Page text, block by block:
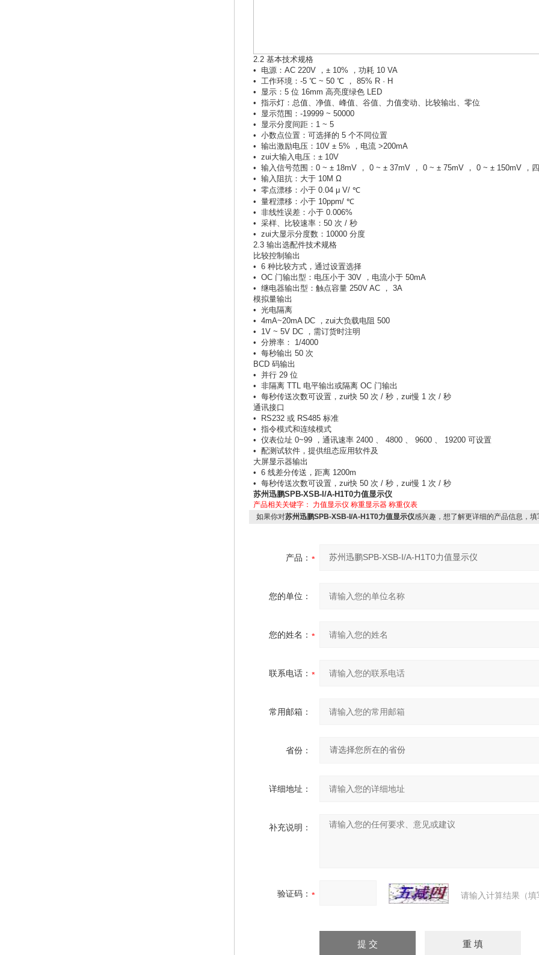
2.2 基本技术规格
• 电源：AC 220V ，± 10% ，功耗 10 VA
• 工作环境：-5 ℃ ~ 50 ℃ ， 85% R · H
• 显示：5 位 16mm 高亮度绿色 LED
• 指示灯：总值、净值、峰值、谷值、力值变动、比较输出、零位
• 显示范围：-19999 ~ 50000
• 显示分度间距：1 ~ 5
• 小数点位置：可选择的 5 个不同位置
• 输出激励电压：10V ± 5% ，电流 >200mA
• zui大输入电压：± 10V
• 输入信号范围：0 ~ ± 18mV ， 0 ~ ± 37mV ， 0 ~ ± 75mV ， 0 ~ ± 150mV ，
• 输入阻抗：大于 10M Ω
• 零点漂移：小于 0.04 μ V/ ℃
• 量程漂移：小于 10ppm/ ℃
• 非线性误差：小于 0.006%
• 采样、比较速率：50 次 / 秒
• zui大显示分度数：10000 分度
2.3 输出选配件技术规格
比较控制输出
• 6 种比较方式，通过设置选择
• OC 门输出型：电压小于 30V ，电流小于 50mA
• 继电器输出型：触点容量 250V AC ， 3A
模拟量输出
• 光电隔离
• 4mA~20mA DC ，zui大负载电阻 500
• 1V ~ 5V DC ，需订货时注明
• 分辨率： 1/4000
• 每秒输出 50 次
BCD 码输出
• 并行 29 位
• 非隔离 TTL 电平输出或隔离 OC 门输出
• 每秒传送次数可设置，zui快 50 次 / 秒，zui慢 1 次 / 秒
通讯接口
• RS232 或 RS485 标准
• 指令模式和连续模式
• 仪表位址 0~99 ，通讯速率 2400 、 4800 、 9600 、 19200 可设置
• 配测试软件，提供组态应用软件及
大屏显示器输出
• 6 线差分传送，距离 1200m
• 每秒传送次数可设置，zui快 50 次 / 秒，zui慢 1 次 / 秒
苏州迅鹏SPB-XSB-I/A-H1T0力值显示仪
产品相关关键字： 力值显示仪 称重显示器 称重仪表
如果你对苏州迅鹏SPB-XSB-I/A-H1T0力值显示仪感兴趣，想了解更详细的产品信息，填
产品：
您的单位：
您的姓名：
联系电话：
常用邮箱：
省份：
详细地址：
补充说明：
验证码： 请输入计算结果（